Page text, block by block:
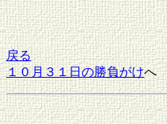
戻る
１０月３１日の勝負がけへ